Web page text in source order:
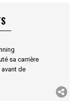
sa carrière
de